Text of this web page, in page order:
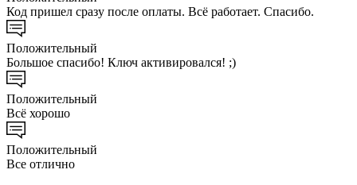
Код пришел сразу после оплаты. Всё работает. Спасибо.
Положительный
Большое спасибо! Ключ активировался! ;)
Положительный
Всё хорошо
Положительный
Все отлично